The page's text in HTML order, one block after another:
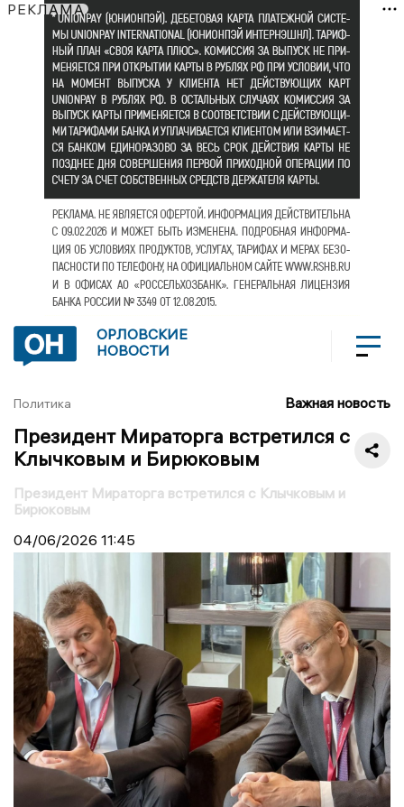
РЕКЛАМА
ОРЛОВСКИЕ
НОВОСТИ
Политика Важная новость
Президент Мираторга встретился с
Клычковым и Бирюковым
Президент Мираторга встретился с Клычковым и
Бирюковым
04/06/2026 11:45